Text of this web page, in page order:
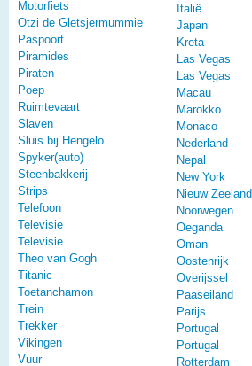
Motorfiets
Otzi de Gletsjermummie
Paspoort
Piramides
Piraten
Poep
Ruimtevaart
Slaven
Sluis bij Hengelo
Spyker(auto)
Steenbakkerij
Strips
Telefoon
Televisie
Televisie
Theo van Gogh
Titanic
Toetanchamon
Trein
Trekker
Vikingen
Vuur
Italië
Japan
Kreta
Las Vegas
Las Vegas
Macau
Marokko
Monaco
Nederland
Nepal
New York
Nieuw Zeeland
Noorwegen
Oeganda
Oman
Oostenrijk
Overijssel
Paaseiland
Parijs
Portugal
Portugal
Rotterdam